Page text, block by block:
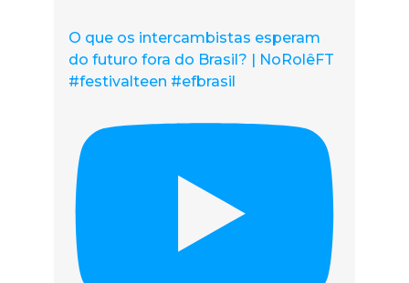
O que os intercambistas esperam
do futuro fora do Brasil? | NoRolêFT
#festivalteen #efbrasil